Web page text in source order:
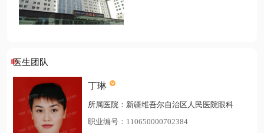
医生团队
丁琳
所属医院：新疆维吾尔自治区人民医院眼科
职业编号：110650000702384